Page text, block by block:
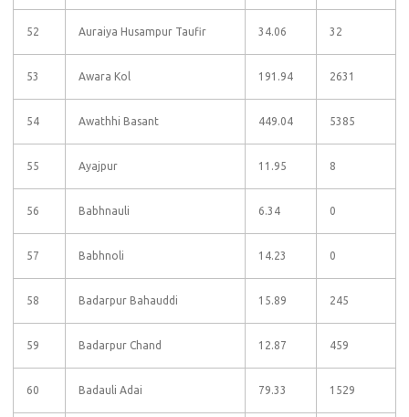
52 Auraiya Husampur Taufir 34.06 32
53 Awara Kol 191.94 2631
54 Awathhi Basant 449.04 5385
55 Ayajpur 11.95 8
56 Babhnauli 6.34 0
57 Babhnoli 14.23 0
58 Badarpur Bahauddi 15.89 245
59 Badarpur Chand 12.87 459
60 Badauli Adai 79.33 1529